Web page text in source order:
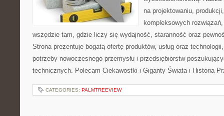
na projektowaniu,
kompleksowych
wszędzie tam, gdzie liczy się wydajność, staranność oraz
Strona prezentuje bogatą ofertę produktów, usług oraz
potrzeby nowoczesnego przemysłu i przedsiębiorstw
technicznych. Polecam Ciekawostki i Giganty Świata i Historia
CATEGORIES: PALMTREEVIEW